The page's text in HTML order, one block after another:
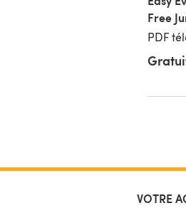
Free
Super
PDF
VOTRE